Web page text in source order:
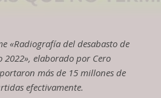
«Radiografía del desabasto de
2022», elaborado por Cero
más de 15 millones de
efectivamente.